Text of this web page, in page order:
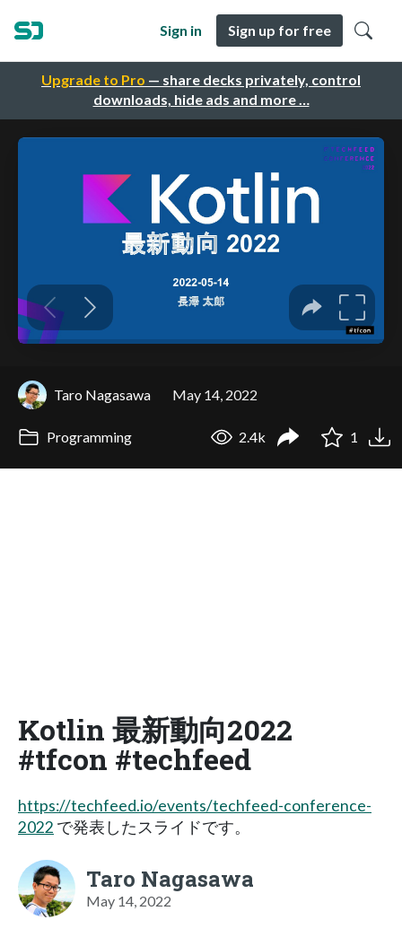
Upgrade to Pro — share decks privately, control
downloads, hide ads and more …
Sign in Sign up for free
Taro Nagasawa May 14, 2022
Programming 2.4k 1
Kotlin 最新動向2022
#tfcon #techfeed
https://techfeed.io/events/techfeed-conference-
2022 で発表したスライドです。
Taro Nagasawa
May 14, 2022